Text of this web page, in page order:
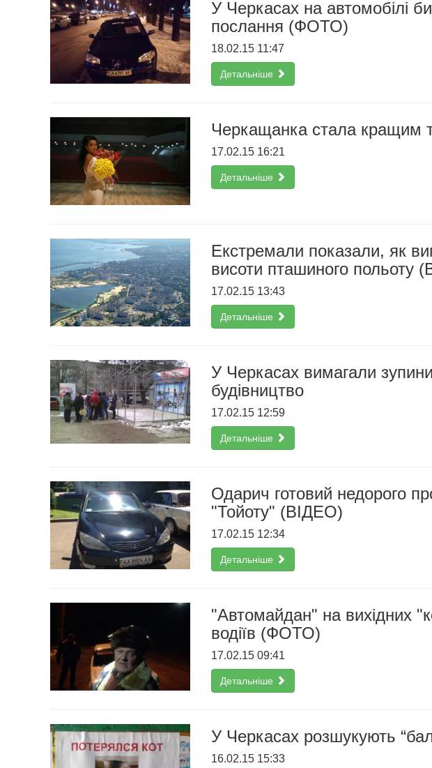
У Черкасах на автомобілі
послання (ФОТО)
18.02.15 11:47
Детальніше
Черкащанка стала кращим
17.02.15 16:21
Детальніше
Екстремали показали, як
висоти пташиного польоту
17.02.15 13:43
Детальніше
У Черкасах вимагали
будівництво
17.02.15 12:59
Детальніше
Одарич готовий недорого
"Тойоту" (ВІДЕО)
17.02.15 12:34
Детальніше
"Автомайдан" на вихідних
водіїв (ФОТО)
17.02.15 09:41
Детальніше
У Черкасах розшукують
16.02.15 15:33